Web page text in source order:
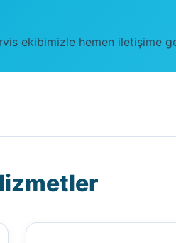
ekibimizle hemen iletişime